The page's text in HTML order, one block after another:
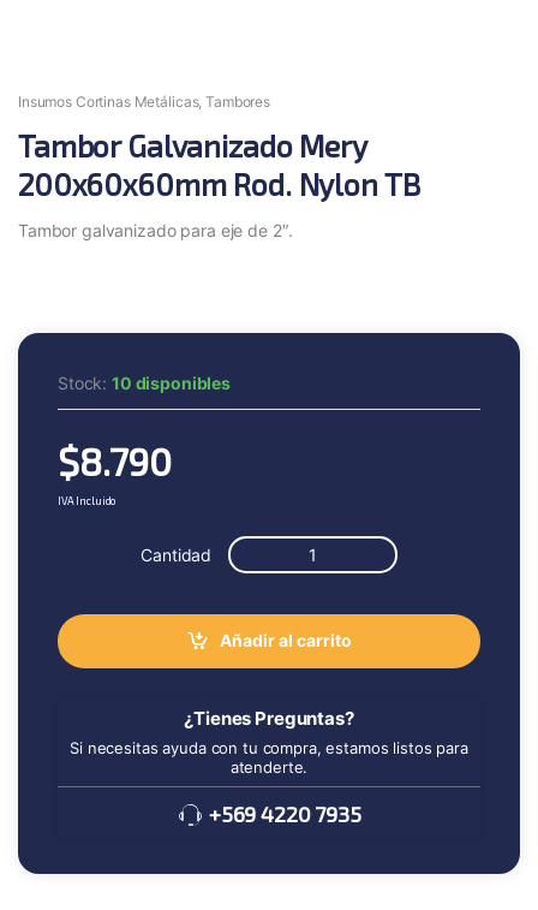
Insumos Cortinas Metálicas,Tambores
Tambor Galvanizado Mery
200x60x60mm Rod. Nylon TB
Tambor galvanizado para eje de 2″.
Stock:10 disponibles
$8.790
IVA Incluido
Cantidad
Añadir al carrito
¿Tienes Preguntas?
Si necesitas ayuda con tu compra, estamos listos para
atenderte.
+569 4220 7935